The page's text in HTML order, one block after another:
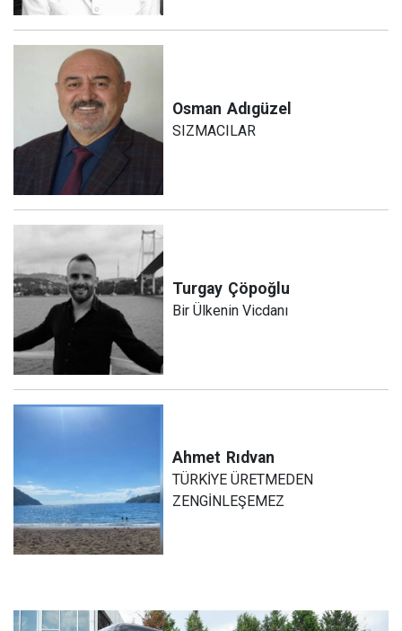
Osman Adıgüzel
SIZMACILAR
Turgay Çöpoğlu
Bir Ülkenin Vicdanı
Ahmet Rıdvan
TÜRKİYE ÜRETMEDEN
ZENGİNLEŞEMEZ